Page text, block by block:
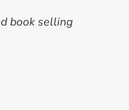
book selling